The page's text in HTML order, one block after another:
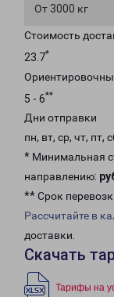
От 3000 кг
Стоимость
23.7*
5 - 6**
Дни отправки
пн, вт, ср, чт, пт,
* Минимальная
направлению:
** Срок
Рассчитайте в
доставки.
Скачать
Тарифы на